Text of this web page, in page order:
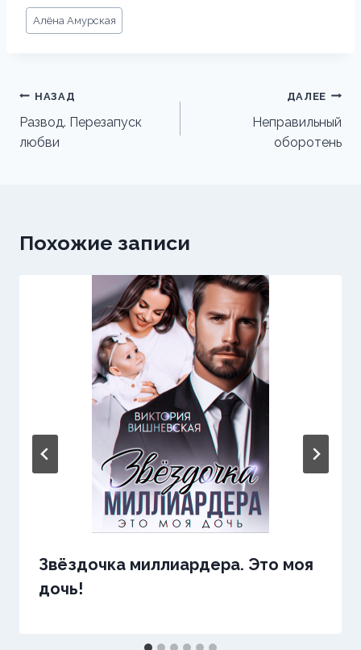
Метки
записи:
Алёна Амурская
Навигация
по
записям
НАЗАД
Развод. Перезапуск
любви
ДАЛЕЕ
Неправильный
оборотень
Похожие записи
Звёздочка миллиардера. Это моя
дочь!